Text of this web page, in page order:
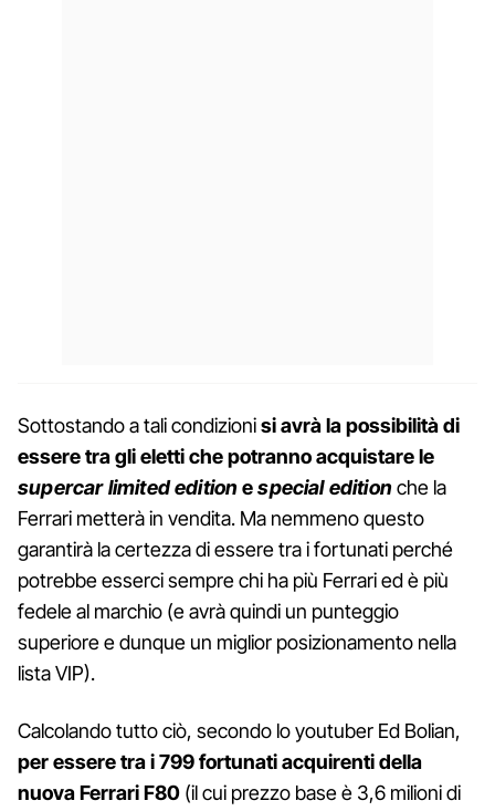
Sottostando a tali condizionisi avrà la possibilità di
essere tra gli eletti che potranno acquistare le
supercar limited edition especial edition che la
Ferrari metterà in vendita. Ma nemmeno questo
garantirà la certezza di essere tra i fortunati perché
potrebbe esserci sempre chi ha più Ferrari ed è più
fedele al marchio (e avrà quindi un punteggio
superiore e dunque un miglior posizionamento nella
lista VIP).
Calcolando tutto ciò, secondo lo youtuber Ed Bolian,
per essere tra i 799 fortunati acquirenti della
nuova Ferrari F80 (il cui prezzo base è 3,6 milioni di